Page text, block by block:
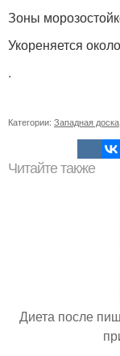
Зоны
Укореняется
.
Категории: Западная доска
Читайте также
Диета после